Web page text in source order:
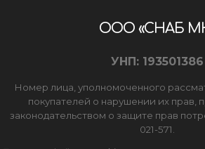
ООО «СНАБ
УНП: 193501386
Номер лица, уполномоченного
покупателей о нарушении их прав,
законодательством о защите прав
021-571.